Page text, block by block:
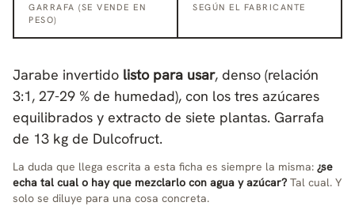
GARRAFA (SE VENDE EN
PESO)
SEGÚN EL FABRICANTE
Jarabe invertido listo para usar, denso (relación
3:1, 27-29 % de humedad), con los tres azúcares
equilibrados y extracto de siete plantas. Garrafa
de 13 kg de Dulcofruct.
La duda que llega escrita a esta ficha es siempre la misma: ¿se
echa tal cual o hay que mezclarlo con agua y azúcar? Tal cual. Y
solo se diluye para una cosa concreta.